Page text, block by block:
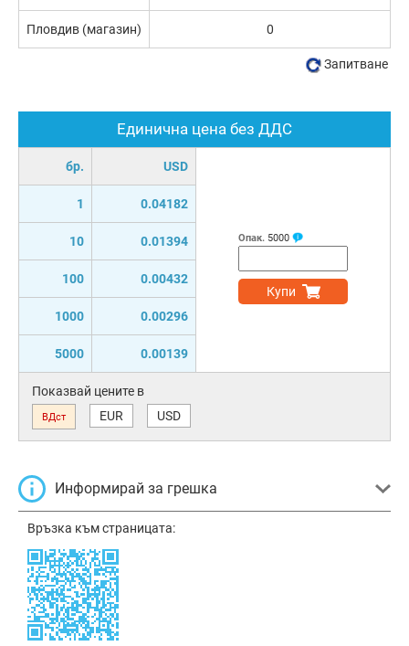
Единична цена без ДДС
бр. USD
1 0.04182
10 0.01394
100 0.00432
1000 0.00296
5000 0.00139
Опак. 5000
Купи
Показвай цените в
ВДст EUR USD
Информирай за грешка
Връзка към страницата:
Пловдив (магазин) 0
Запитване